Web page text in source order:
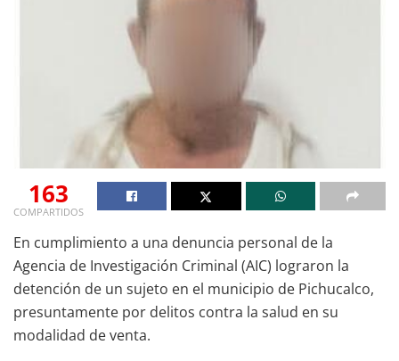
163
COMPARTIDOS
En cumplimiento a una denuncia personal de la
Agencia de Investigación Criminal (AIC) lograron la
detención de un sujeto en el municipio de Pichucalco,
presuntamente por delitos contra la salud en su
modalidad de venta.